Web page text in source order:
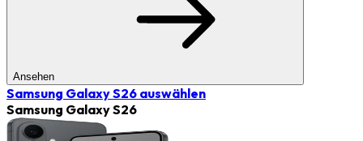
Ansehen
Samsung Galaxy S26 auswählen
Samsung Galaxy S26